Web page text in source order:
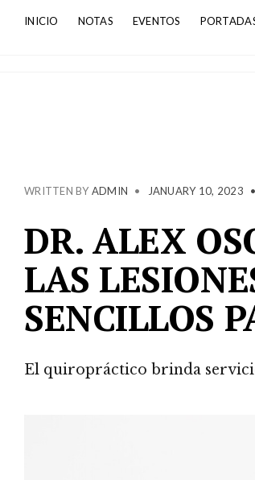
INICIO NOTAS EVENTOS
WRITTEN BY ADMIN • JANUARY 10, 2023 •
DR. ALEX
LAS
SENCILLOS
El quiropráctico brinda